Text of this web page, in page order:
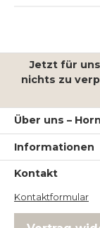
Jetzt für
nichts zu
Über uns –
Informationen
Kontakt
Kontaktformular